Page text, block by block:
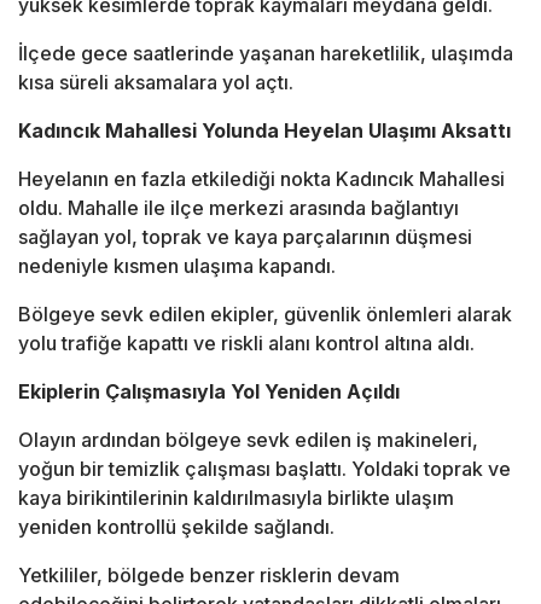
yüksek kesimlerde toprak kaymaları meydana geldi.
İlçede gece saatlerinde yaşanan hareketlilik, ulaşımda
kısa süreli aksamalara yol açtı.
Kadıncık Mahallesi Yolunda Heyelan Ulaşımı Aksattı
Heyelanın en fazla etkilediği nokta Kadıncık Mahallesi
oldu. Mahalle ile ilçe merkezi arasında bağlantıyı
sağlayan yol, toprak ve kaya parçalarının düşmesi
nedeniyle kısmen ulaşıma kapandı.
Bölgeye sevk edilen ekipler, güvenlik önlemleri alarak
yolu trafiğe kapattı ve riskli alanı kontrol altına aldı.
Ekiplerin Çalışmasıyla Yol Yeniden Açıldı
Olayın ardından bölgeye sevk edilen iş makineleri,
yoğun bir temizlik çalışması başlattı. Yoldaki toprak ve
kaya birikintilerinin kaldırılmasıyla birlikte ulaşım
yeniden kontrollü şekilde sağlandı.
Yetkililer, bölgede benzer risklerin devam